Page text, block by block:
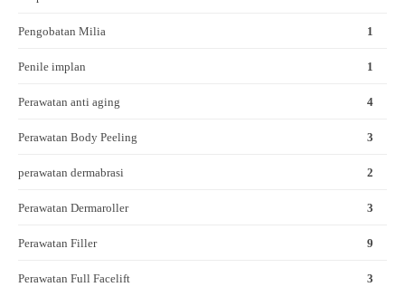
Pengobatan Milia 1
Penile implan 1
Perawatan anti aging 4
Perawatan Body Peeling 3
perawatan dermabrasi 2
Perawatan Dermaroller 3
Perawatan Filler 9
Perawatan Full Facelift 3